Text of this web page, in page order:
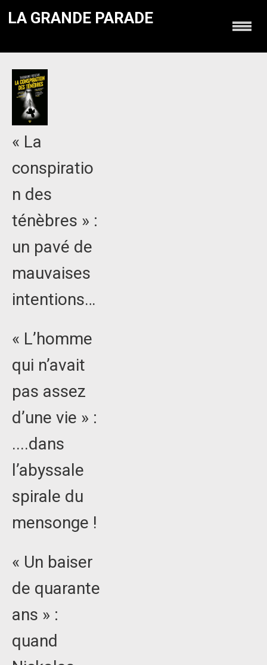
LA GRANDE PARADE
« La
conspiratio
n des
ténèbres » :
un pavé de
mauvaises
intentions…
« L’homme
qui n’avait
pas assez
d’une vie » :
....dans
l’abyssale
spirale du
mensonge !
« Un baiser
de quarante
ans » :
quand